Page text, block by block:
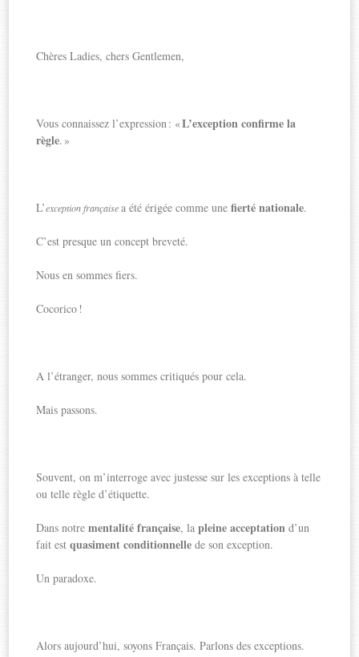
Chères Ladies, chers Gentlemen,
Vous connaissez l’expression : «L’exception confirme la
règle. »
L’exception françaisea été érigée comme unefierté nationale.
C’est presque un concept breveté.
Nous en sommes fiers.
Cocorico !
A l’étranger, nous sommes critiqués pour cela.
Mais passons.
Souvent, on m’interroge avec justesse sur les exceptions à telle
ou telle règle d’étiquette.
Dans notrementalité française, lapleine acceptation d’un
fait estquasiment conditionnelle de son exception.
Un paradoxe.
Alors aujourd’hui, soyons Français. Parlons des exceptions.